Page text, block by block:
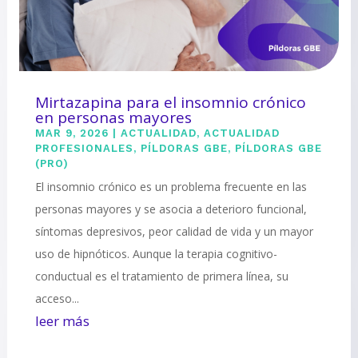
Mirtazapina para el insomnio crónico
en personas mayores
MAR 9, 2026 | ACTUALIDAD, ACTUALIDAD
PROFESIONALES , PÍLDORAS GBE, PÍLDORAS GBE
(PRO)
El insomnio crónico es un problema frecuente en las
personas mayores y se asocia a deterioro funcional,
síntomas depresivos, peor calidad de vida y un mayor
uso de hipnóticos. Aunque la terapia cognitivo-
conductual es el tratamiento de primera línea, su
acceso...
leer más